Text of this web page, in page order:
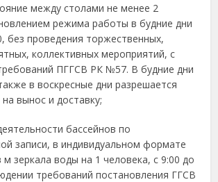
между столами не менее 2
режима работы в будние дни
без проведения торжественных,
коллективных мероприятий, с
ПГГСВ РК №57. В будние дни
в воскресные дни разрешается
вынос и доставку;
бассейнов по
записи, в индивидуальном формате
м зеркала воды на 1 человека, с 9:00 до
требований постановления ГГСВ